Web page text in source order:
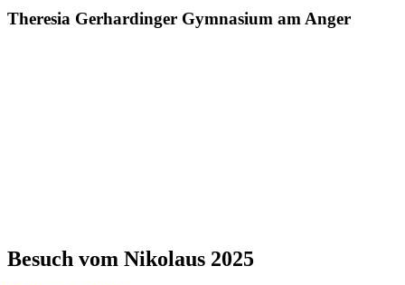
Theresia Gerhardinger Gymnasium am Anger
Besuch vom Nikolaus 2025